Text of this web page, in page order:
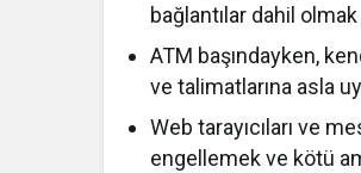
bağlantılar dahil
ATM başındayken,
ve talimatlarına asla
Web tarayıcıları ve
engellemek ve kötü